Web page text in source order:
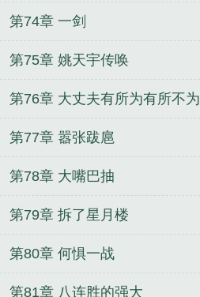
第74章 一剑
第75章 姚天宇传唤
第76章 大丈夫有所为有所不为
第77章 嚣张跋扈
第78章 大嘴巴抽
第79章 拆了星月楼
第80章 何惧一战
第81章 八连胜的强大